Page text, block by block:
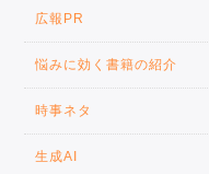
広報PR
悩みに効く書籍の紹介
時事ネタ
生成AI